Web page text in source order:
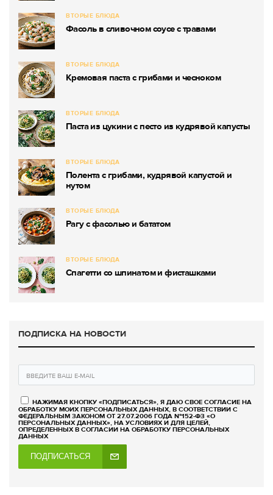
ВТОРЫЕ БЛЮДА
Фасоль в сливочном соусе с травами
ВТОРЫЕ БЛЮДА
Кремовая паста с грибами и чесноком
ВТОРЫЕ БЛЮДА
Паста из цукини с песто из кудрявой капусты
ВТОРЫЕ БЛЮДА
Полента с грибами, кудрявой капустой и
нутом
ВТОРЫЕ БЛЮДА
Рагу с фасолью и бататом
ВТОРЫЕ БЛЮДА
Спагетти со шпинатом и фисташками
ПОДПИСКА НА НОВОСТИ
НАЖИМАЯ КНОПКУ «ПОДПИСАТЬСЯ», Я ДАЮ СВОЕ СОГЛАСИЕ НА
ОБРАБОТКУ МОИХ ПЕРСОНАЛЬНЫХ ДАННЫХ, В СООТВЕТСТВИИ С
ФЕДЕРАЛЬНЫМ ЗАКОНОМ ОТ 27.07.2006 ГОДА №152-ФЗ «О
ПЕРСОНАЛЬНЫХ ДАННЫХ», НА УСЛОВИЯХ И ДЛЯ ЦЕЛЕЙ,
ОПРЕДЕЛЕННЫХ В СОГЛАСИИ НА ОБРАБОТКУ ПЕРСОНАЛЬНЫХ
ДАННЫХ
ПОДПИСАТЬСЯ